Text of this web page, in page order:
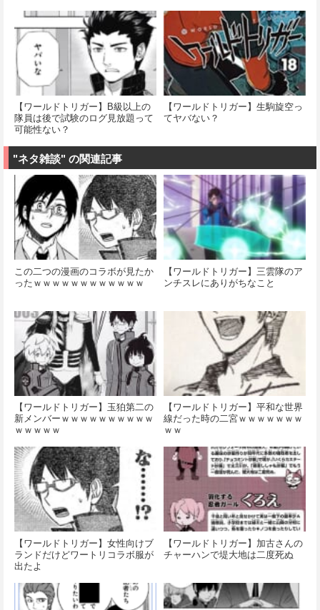
【ワールドトリガー】B級以上の
隊員は後で試験のログ見放題って
可能性ない？
【ワールドトリガー】生駒旋空っ
てヤバない？
"ネタ雑談" の関連記事
この二つの漫画のコラボが見たか
ったｗｗｗｗｗｗｗｗｗｗｗｗ
【ワールドトリガー】三雲隊のア
ンチスレにありがちなこと
【ワールドトリガー】玉狛第二の
新メンバーｗｗｗｗｗｗｗｗｗｗ
ｗｗｗｗｗ
【ワールドトリガー】平和な世界
線だった時の二宮ｗｗｗｗｗｗｗ
ｗｗ
【ワールドトリガー】女性向けブ
ランドだけどワートリコラボ服が
出たよ
【ワールドトリガー】加古さんの
チャーハンで堤大地は二度死ぬ